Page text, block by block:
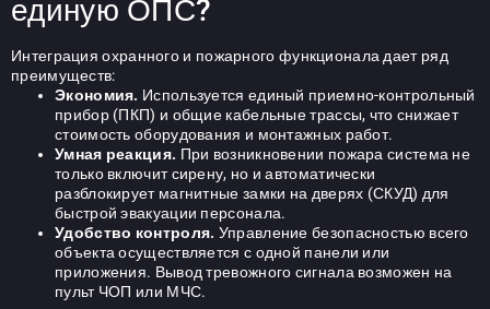
единую ОПС?
Интеграция охранного и пожарного функционала дает ряд
преимуществ:
Экономия. Используется единый приемно-контрольный
прибор (ПКП) и общие кабельные трассы, что снижает
стоимость оборудования и монтажных работ.
Умная реакция. При возникновении пожара система не
только включит сирену, но и автоматически
разблокирует магнитные замки на дверях (СКУД) для
быстрой эвакуации персонала.
Удобство контроля. Управление безопасностью всего
объекта осуществляется с одной панели или
приложения. Вывод тревожного сигнала возможен на
пульт ЧОП или МЧС.